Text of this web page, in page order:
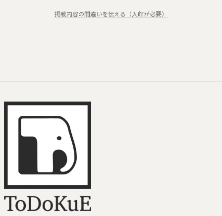
掲載内容の間違いを伝える（入館が必要）